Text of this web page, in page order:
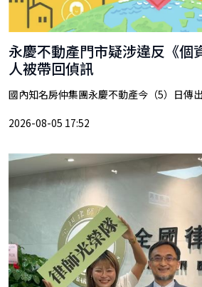
永慶不動產門市疑涉違反《
人被帶回偵訊
國內知名房仲集團永慶不動產今（5）日傳
2026-08-05 17:52